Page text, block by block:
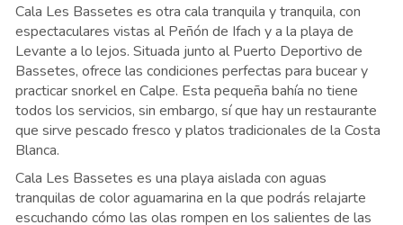
Cala Les Bassetes es otra cala tranquila y tranquila, con
espectaculares vistas al Peñón de Ifach y a la playa de
Levante a lo lejos. Situada junto al Puerto Deportivo de
Bassetes, ofrece las condiciones perfectas para bucear y
practicar snorkel en Calpe. Esta pequeña bahía no tiene
todos los servicios, sin embargo, sí que hay un restaurante
que sirve pescado fresco y platos tradicionales de la Costa
Blanca.
Cala Les Bassetes es una playa aislada con aguas
tranquilas de color aguamarina en la que podrás relajarte
escuchando cómo las olas rompen en los salientes de las